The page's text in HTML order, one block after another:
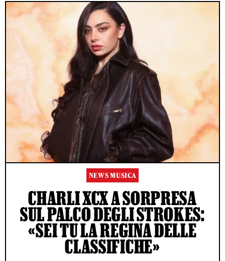
NEWS MUSICA
CHARLI XCX A SORPRESA
SUL PALCO DEGLI STROKES:
«SEI TU LA REGINA DELLE
CLASSIFICHE»